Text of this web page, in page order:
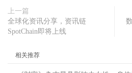
上一篇
全球化资讯分享，资讯链
SpotChain即将上线
相关推荐